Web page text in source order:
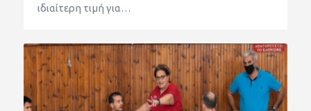
ιδιαίτερη τιμή για…